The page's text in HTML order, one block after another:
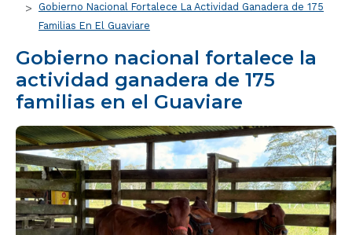
Gobierno Nacional Fortalece La Actividad Ganadera de 175
Familias En El Guaviare
Gobierno nacional fortalece la
actividad ganadera de 175
familias en el Guaviare